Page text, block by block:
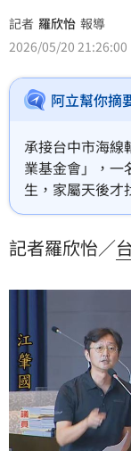
記者 羅欣怡 報導
2026/05/20 21:26:00
阿立幫你摘
承接台中市海線
業基金會」，一
生，家屬天後才
今（20日）在
記者羅欣怡／